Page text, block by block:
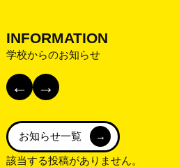
INFORMATION
学校からのお知らせ
← →
お知らせ一覧
該当する投稿がありません。